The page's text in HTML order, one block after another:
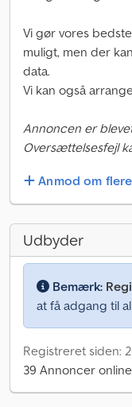
Vi gør vores
muligt, men der
data.
Vi kan også
Annoncen er
Oversættelsesfejl
Anmod om
Udbyder
Bemærk:
at få adgang til
Registreret siden:
39 Annoncer online